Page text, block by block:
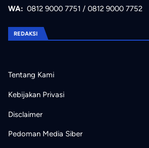
WA: 0812 9000 7751 / 0812 9000 7752
REDAKSI
Tentang Kami
Kebijakan Privasi
Disclaimer
Pedoman Media Siber